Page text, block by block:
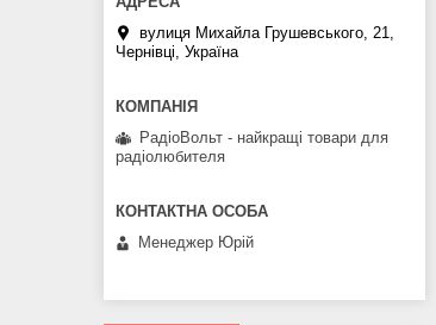
вулиця Михайла Грушевського, 21,
Чернівці, Україна
РадіоВольт - найкращі товари для
радіолюбителя
Менеджер Юрій